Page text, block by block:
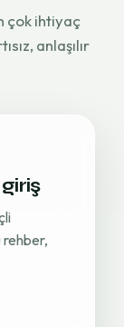
çok ihtiyaç
anlaşılır
rehber,